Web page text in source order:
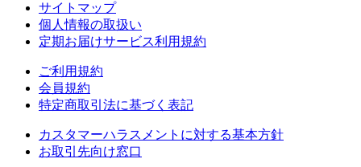
サイトマップ
個人情報の取扱い
定期お届けサービス利用規約
ご利用規約
会員規約
特定商取引法に基づく表記
カスタマーハラスメントに対する基本方針
お取引先向け窓口